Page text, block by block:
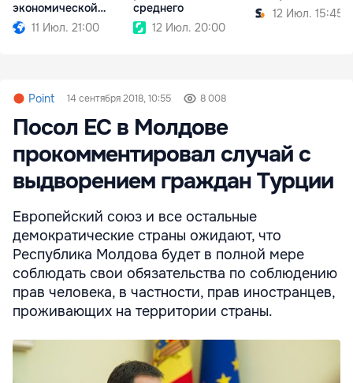
экономической
политики
11 Июл. 21:00
среднего
12 Июл. 20:00
12 Июл. 15:45
Point 14 сентября 2018, 10:55 8 008
Посол ЕС в Молдове
прокомментировал случай с
выдворением граждан Турции
Европейский союз и все остальные
демократические страны ожидают, что
Республика Молдова будет в полной мере
соблюдать свои обязательства по соблюдению
прав человека, в частности, прав иностранцев,
проживающих на территории страны.